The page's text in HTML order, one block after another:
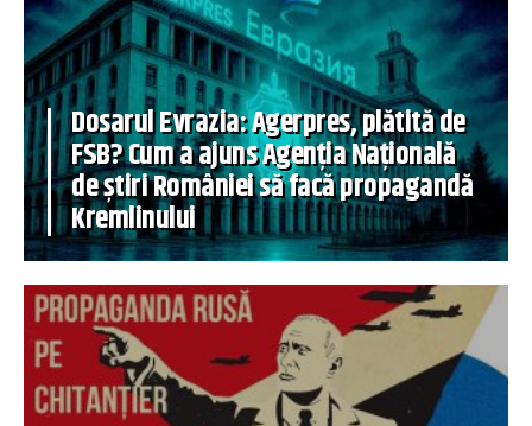
Dosarul Evrazia: Agerpres, plătită de
FSB? Cum a ajuns Agenția Națională
de știri României să facă propagandă
Kremlinului